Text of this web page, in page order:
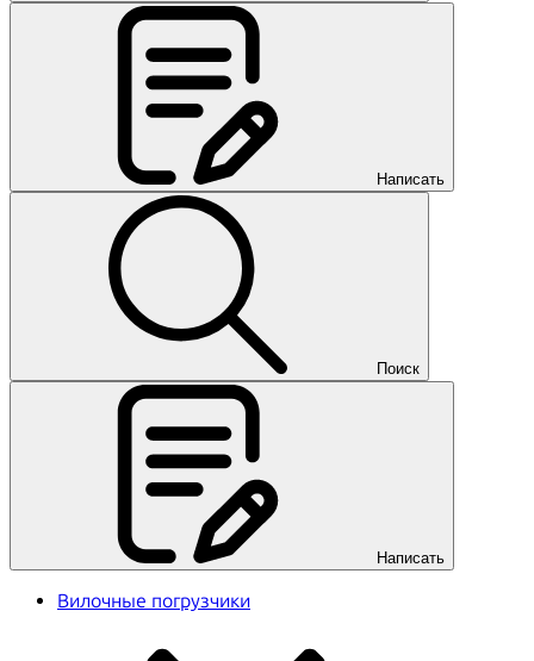
Написать
Поиск
Написать
Вилочные погрузчики